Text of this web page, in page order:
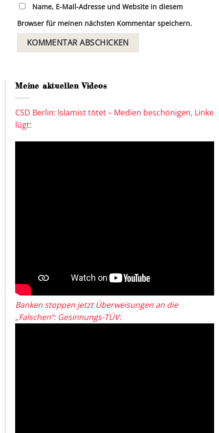
Name, E-Mail-Adresse und Website in diesem
Browser für meinen nächsten Kommentar speichern.
Meine aktuellen Videos
CSD Berlin: Islamist tötet – Medien beschönigen, Linke
lügt:
Banken stoppen jetzt Überweisungen an die
„Falschen“: Gesinnungs-TÜV: